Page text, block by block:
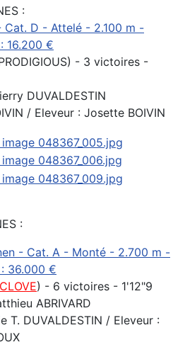
:
Cat. D - Attelé - 2.100 m -
16.200 €
- 3 victoires -
DUVALDESTIN
/ Eleveur : Josette BOIVIN
:
- Cat. A - Monté - 2.700 m -
36.000 €
) - 6 victoires - 1'12"9
ABRIVARD
T. DUVALDESTIN / Eleveur :